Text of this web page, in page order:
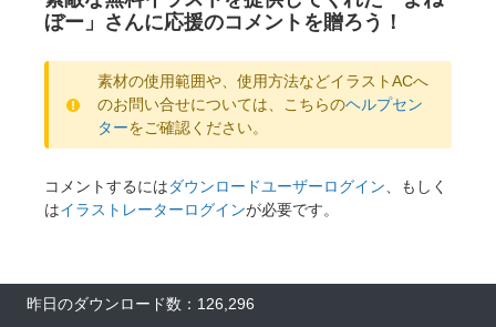
ぼー」さんに応援のコメントを贈ろう！
素材の使用範囲や、使用方法などイラストACへ
のお問い合せについては、こちらのヘルプセン
ターをご確認ください。
コメントするにはダウンロードユーザーログイン、もしく
はイラストレーターログインが必要です。
昨日のダウンロード数：126,296